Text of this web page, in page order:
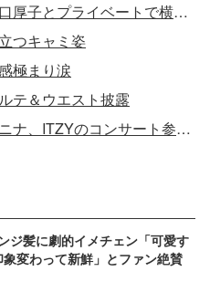
【写真】NiziUマコ、姉・山口厚子とプライベートで横浜満喫
つキャミ姿
極まり涙
テ＆ウエスト披露
【写真】NiziUマコ・リマ・ニナ、ITZYのコンサート参戦 集合ショット
ジ髪に劇的イメチェン「可愛す
変わって新鮮」とファン絶賛